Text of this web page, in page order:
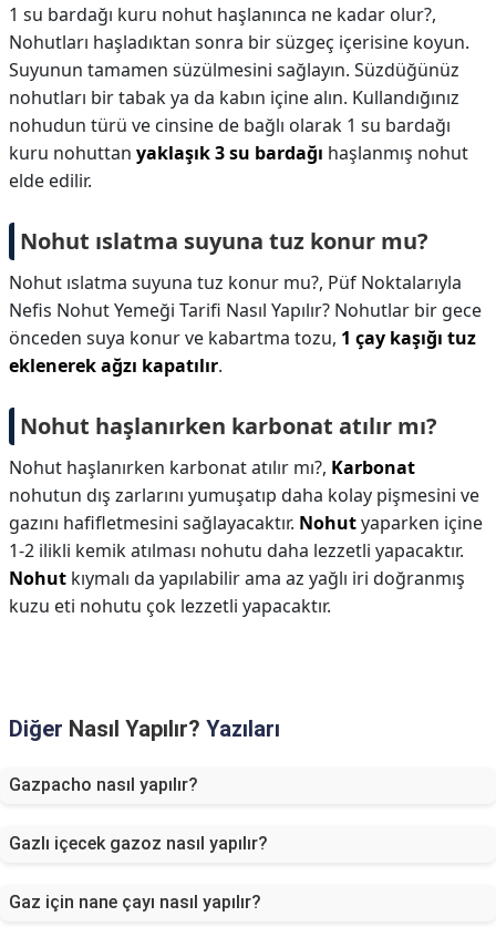
1 su bardağı kuru nohut haşlanınca ne kadar olur?,
Nohutları haşladıktan sonra bir süzgeç içerisine koyun.
Suyunun tamamen süzülmesini sağlayın. Süzdüğünüz
nohutları bir tabak ya da kabın içine alın. Kullandığınız
nohudun türü ve cinsine de bağlı olarak 1 su bardağı
kuru nohuttan yaklaşık 3 su bardağı haşlanmış nohut
elde edilir.
Nohut ıslatma suyuna tuz konur mu?
Nohut ıslatma suyuna tuz konur mu?, Püf Noktalarıyla
Nefis Nohut Yemeği Tarifi Nasıl Yapılır? Nohutlar bir gece
önceden suya konur ve kabartma tozu, 1 çay kaşığı tuz
eklenerek ağzı kapatılır.
Nohut haşlanırken karbonat atılır mı?
Nohut haşlanırken karbonat atılır mı?, Karbonat
nohutun dış zarlarını yumuşatıp daha kolay pişmesini ve
gazını hafifletmesini sağlayacaktır. Nohutyaparken içine
1-2 ilikli kemik atılması nohutu daha lezzetli yapacaktır.
Nohut kıymalı da yapılabilir ama az yağlı iri doğranmış
kuzu eti nohutu çok lezzetli yapacaktır.
Diğer Nasıl Yapılır? Yazıları
Gazpacho nasıl yapılır?
Gazlı içecek gazoz nasıl yapılır?
Gaz için nane çayı nasıl yapılır?